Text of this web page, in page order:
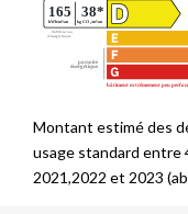
Montant estimé des
usage standard entre
2021,2022 et 2023